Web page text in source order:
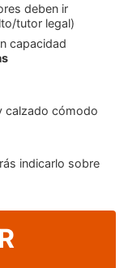
deben ir
tutor legal)
capacidad
calzado cómodo
indicarlo sobre